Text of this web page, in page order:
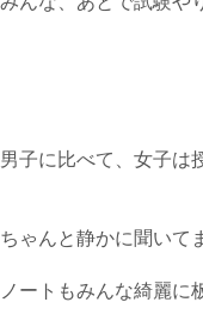
男子に比べて、女子は
ちゃんと静かに聞いて
ノートもみんな綺麗に